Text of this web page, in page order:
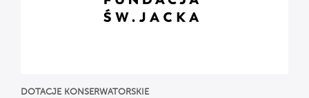
DOTACJE KONSERWATORSKIE